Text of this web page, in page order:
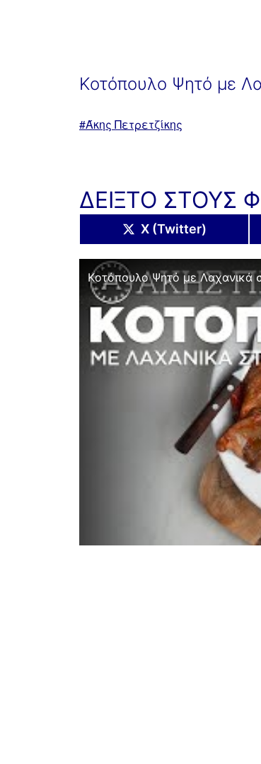
Kοτόπουλο Ψητό με
ΜεΆκης Πετρετζίκης
ΔΕΙΞΤΟ ΣΤΟΥΣ
Share
on
X (Twitter)
Kοτόπουλο Ψητό με Λαχανικά